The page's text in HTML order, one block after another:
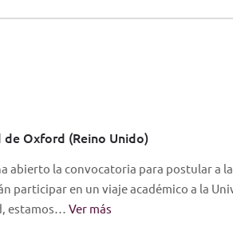
Oxford (Reino Unido)
abierto la convocatoria para postular a
participar en un viaje académico a la
estamos… Ver más